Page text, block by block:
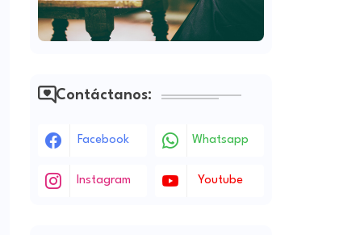
Contáctanos:
Facebook Whatsapp
Instagram Youtube